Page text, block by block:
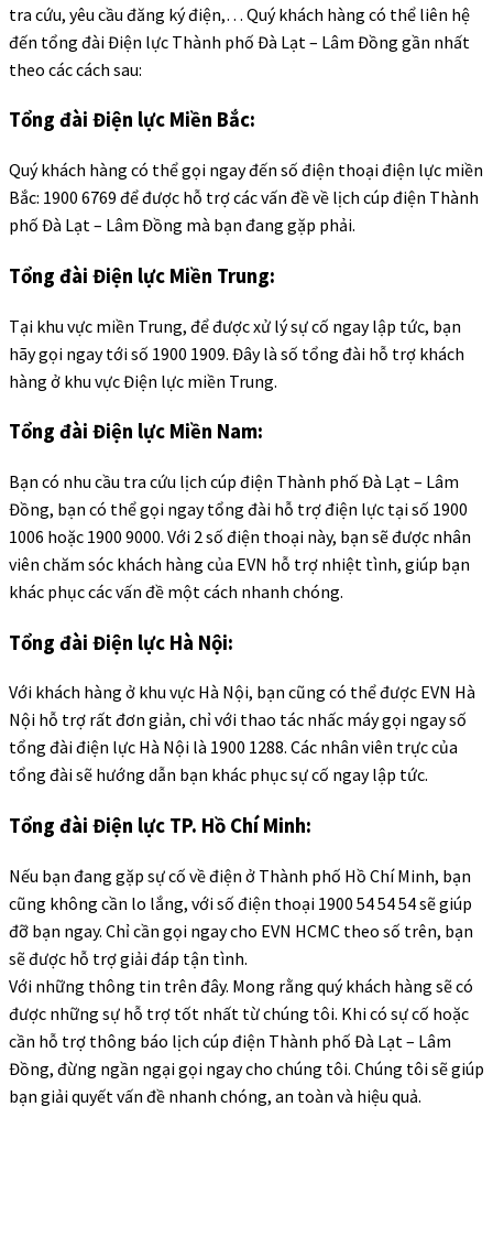
tra cứu, yêu cầu đăng ký điện,… Quý khách hàng có thể liên hệ
đến tổng đài Điện lực Thành phố Đà Lạt – Lâm Đồng gần nhất
theo các cách sau:
Tổng đài Điện lực Miền Bắc:
Quý khách hàng có thể gọi ngay đến số điện thoại điện lực miền
Bắc: 1900 6769 để được hỗ trợ các vấn đề về lịch cúp điện Thành
phố Đà Lạt – Lâm Đồng mà bạn đang gặp phải.
Tổng đài Điện lực Miền Trung:
Tại khu vực miền Trung, để được xử lý sự cố ngay lập tức, bạn
hãy gọi ngay tới số 1900 1909. Đây là số tổng đài hỗ trợ khách
hàng ở khu vực Điện lực miền Trung.
Tổng đài Điện lực Miền Nam:
Bạn có nhu cầu tra cứu lịch cúp điện Thành phố Đà Lạt – Lâm
Đồng, bạn có thể gọi ngay tổng đài hỗ trợ điện lực tại số 1900
1006 hoặc 1900 9000. Với 2 số điện thoại này, bạn sẽ được nhân
viên chăm sóc khách hàng của EVN hỗ trợ nhiệt tình, giúp bạn
khác phục các vấn đề một cách nhanh chóng.
Tổng đài Điện lực Hà Nội:
Với khách hàng ở khu vực Hà Nội, bạn cũng có thể được EVN Hà
Nội hỗ trợ rất đơn giản, chỉ với thao tác nhấc máy gọi ngay số
tổng đài điện lực Hà Nội là 1900 1288. Các nhân viên trực của
tổng đài sẽ hướng dẫn bạn khác phục sự cố ngay lập tức.
Tổng đài Điện lực TP. Hồ Chí Minh:
Nếu bạn đang gặp sự cố về điện ở Thành phố Hồ Chí Minh, bạn
cũng không cần lo lắng, với số điện thoại 1900 54 54 54 sẽ giúp
đỡ bạn ngay. Chỉ cần gọi ngay cho EVN HCMC theo số trên, bạn
sẽ được hỗ trợ giải đáp tận tình.
Với những thông tin trên đây. Mong rằng quý khách hàng sẽ có
được những sự hỗ trợ tốt nhất từ chúng tôi. Khi có sự cố hoặc
cần hỗ trợ thông báo lịch cúp điện Thành phố Đà Lạt – Lâm
Đồng, đừng ngần ngại gọi ngay cho chúng tôi. Chúng tôi sẽ giúp
bạn giải quyết vấn đề nhanh chóng, an toàn và hiệu quả.